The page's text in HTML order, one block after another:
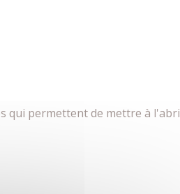
qui permettent de mettre à l'abri